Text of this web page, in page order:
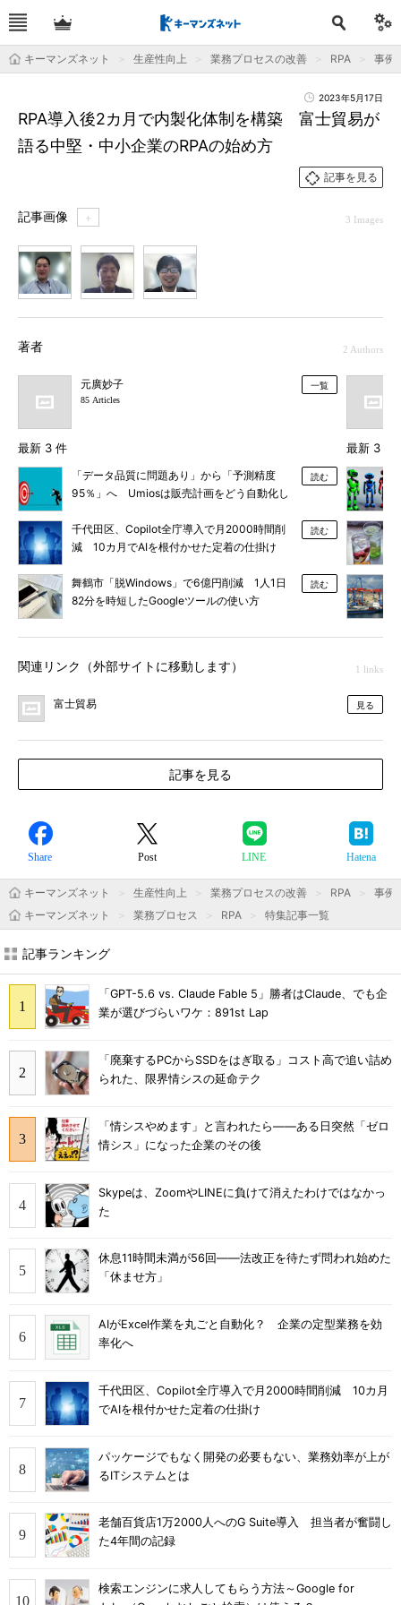
キーマンズネット 生産性向上 業務プロセスの改善 RPA 事例
2023年5月17日
RPA導入後2カ月で内製化体制を構築 富士貿易が
語る中堅・中小企業のRPAの始め方
記事を見る
記事画像 ＋ 3 Images
著者 2 Authors
元廣妙子
85 Articles
一覧
最新 3 件
「データ品質に問題あり」から「予測精度
95％」へ Umiosは販売計画をどう自動化し
読む
千代田区、Copilot全庁導入で月2000時間削
減 10カ月でAIを根付かせた定着の仕掛け
読む
舞鶴市「脱Windows」で6億円削減 1人1日
82分を時短したGoogleツールの使い方
読む
最新 3 件
関連リンク（外部サイトに移動します） 1 links
富士貿易 見る
記事を見る
Share Post LINE Hatena
キーマンズネット 生産性向上 業務プロセスの改善 RPA
事例
キーマンズネット
業務プロセス RPA 特集記事一覧
記事ランキング
「GPT-5.6 vs. Claude Fable 5」勝者はClaude、でも企
業が選びづらいワケ：891st Lap
「廃棄するPCからSSDをはぎ取る」コスト高で追い詰め
られた、限界情シスの延命テク
「情シスやめます」と言われたら――ある日突然「ゼロ
情シス」になった企業のその後
Skypeは、ZoomやLINEに負けて消えたわけではなかっ
た
休息11時間未満が56回――法改正を待たず問われ始めた
「休ませ方」
AIがExcel作業を丸ごと自動化？ 企業の定型業務を効
率化へ
千代田区、Copilot全庁導入で月2000時間削減 10カ月
でAIを根付かせた定着の仕掛け
パッケージでもなく開発の必要もない、業務効率が上が
るITシステムとは
老舗百貨店1万2000人へのG Suite導入 担当者が奮闘し
た4年間の記録
検索エンジンに求人してもらう方法～Google for